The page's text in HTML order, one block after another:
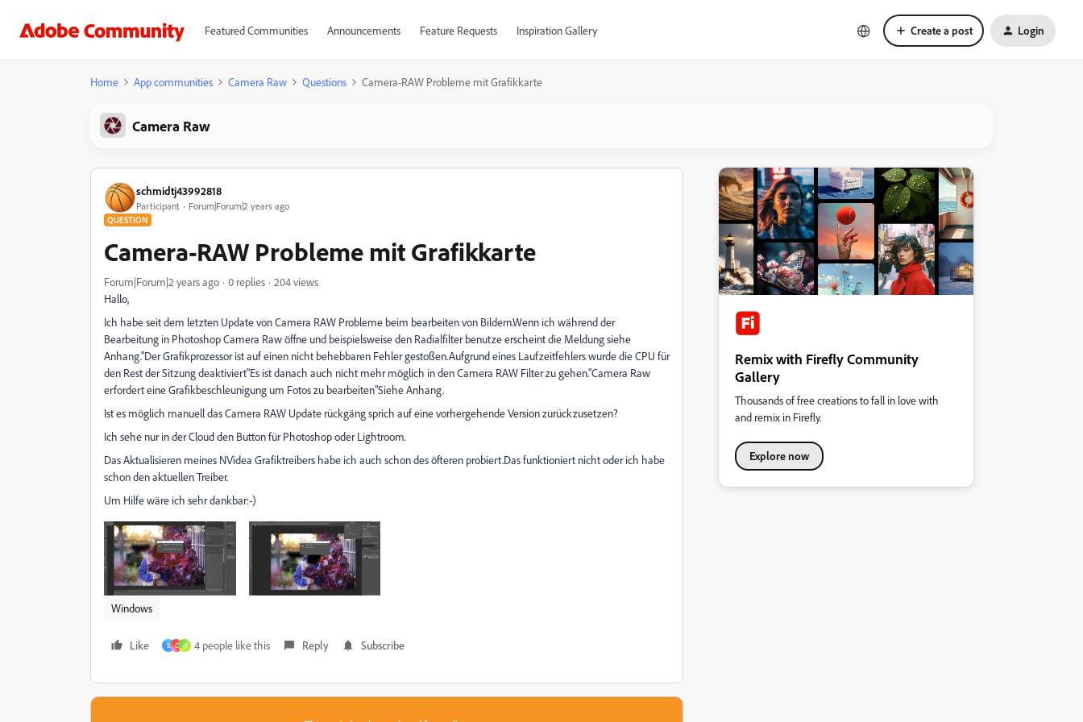
Featured Communities Announcements Feature Requests Inspiration Gallery Create a post Login
Home App communities Camera Raw Questions Camera-RAW Probleme mit Grafikkarte
Camera Raw
schmidtj43992818
Participant Forum|Forum|2 years ago
QUESTION
Camera-RAW Probleme mit Grafikkarte
Forum|Forum|2 years ago 0 replies
204 views
Hallo,
Ich habe seit dem letzten Update von Camera RAW Probleme beim bearbeiten von Bildern.Wenn ich während der
Bearbeitung in Photoshop Camera Raw öffne und beispielsweise den Radialfilter benutze erscheint die Meldung siehe
Anhang."Der Grafikprozessor ist auf einen nicht behebbaren Fehler gestoßen.Aufgrund eines Laufzeitfehlers wurde die CPU für
den Rest der Sitzung deaktiviert"Es ist danach auch nicht mehr möglich in den Camera RAW Filter zu gehen."Camera Raw
erfordert eine Grafikbeschleunigung um Fotos zu bearbeiten"Siehe Anhang.
Ist es möglich manuell das Camera RAW Update rückgäng sprich auf eine vorhergehende Version zurückzusetzen?
Ich sehe nur in der Cloud den Button für Photoshop oder Lightroom.
Das Aktualisieren meines NVidea Grafiktreibers habe ich auch schon des öfteren probiert.Das funktioniert nicht oder ich habe
schon den aktuellen Treiber.
Um Hilfe wäre ich sehr dankbar:-)
Windows
Like S C H 4 people like this Reply Subscribe
Remix with Firefly Community
Gallery
Thousands of free creations to fall in love with
and remix in Firefly.
Explore now